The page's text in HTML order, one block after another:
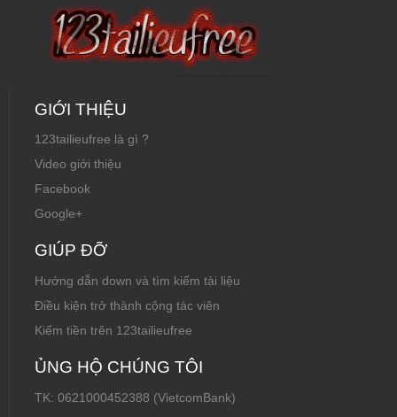
GIỚI THIỆU
123tailieufree là gì ?
Video giới thiệu
Facebook
Google+
GIÚP ĐỠ
Hướng dẫn down và tìm kiếm tài liệu
Điều kiện trở thành cộng tác viên
Kiếm tiền trên 123tailieufree
ỦNG HỘ CHÚNG TÔI
TK: 0621000452388 (VietcomBank)